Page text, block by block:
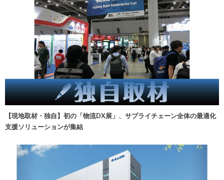
【現地取材・独自】初の「物流DX展」、サプライチェーン全体の最適化
支援ソリューションが集結